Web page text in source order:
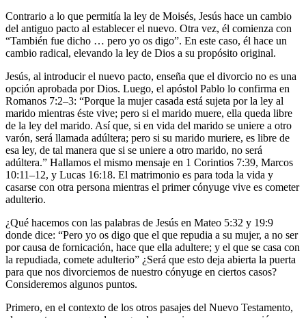
Contrario a lo que permitía la ley de Moisés, Jesús hace un cambio
del antiguo pacto al establecer el nuevo. Otra vez, él comienza con
“También fue dicho … pero yo os digo”. En este caso, él hace un
cambio radical, elevando la ley de Dios a su propósito original.
Jesús, al introducir el nuevo pacto, enseña que el divorcio no es una
opción aprobada por Dios. Luego, el apóstol Pablo lo confirma en
Romanos 7:2–3: “Porque la mujer casada está sujeta por la ley al
marido mientras éste vive; pero si el marido muere, ella queda libre
de la ley del marido. Así que, si en vida del marido se uniere a otro
varón, será llamada adúltera; pero si su marido muriere, es libre de
esa ley, de tal manera que si se uniere a otro marido, no será
adúltera.” Hallamos el mismo mensaje en 1 Corintios 7:39, Marcos
10:11–12, y Lucas 16:18. El matrimonio es para toda la vida y
casarse con otra persona mientras el primer cónyuge vive es cometer
adulterio.
¿Qué hacemos con las palabras de Jesús en Mateo 5:32 y 19:9
donde dice: “Pero yo os digo que el que repudia a su mujer, a no ser
por causa de fornicación, hace que ella adultere; y el que se casa con
la repudiada, comete adulterio” ¿Será que esto deja abierta la puerta
para que nos divorciemos de nuestro cónyuge en ciertos casos?
Consideremos algunos puntos.
Primero, en el contexto de los otros pasajes del Nuevo Testamento,